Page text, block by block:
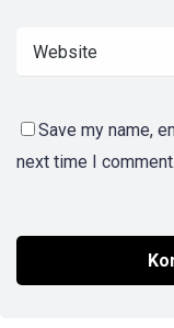
Save my name,
next time I comment.